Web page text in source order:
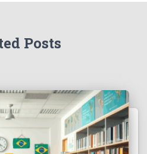
Posts